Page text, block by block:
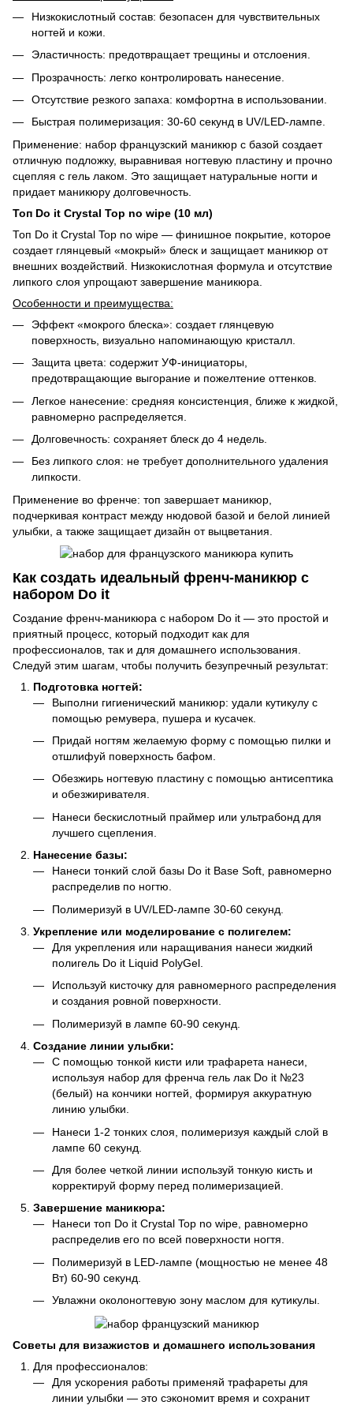
Низкокислотный состав: безопасен для чувствительных
ногтей и кожи.
Эластичность: предотвращает трещины и отслоения.
Прозрачность: легко контролировать нанесение.
Отсутствие резкого запаха: комфортна в использовании.
Быстрая полимеризация: 30-60 секунд в UV/LED-лампе.
Применение: набор французский маникюр с базой создает
отличную подложку, выравнивая ногтевую пластину и прочно
сцепляя с гель лаком. Это защищает натуральные ногти и
придает маникюру долговечность.
Топ Do it Crystal Top no wipe (10 мл)
Топ Do it Crystal Top no wipe — финишное покрытие, которое
создает глянцевый «мокрый» блеск и защищает маникюр от
внешних воздействий. Низкокислотная формула и отсутствие
липкого слоя упрощают завершение маникюра.
Особенности и преимущества:
Эффект «мокрого блеска»: создает глянцевую
поверхность, визуально напоминающую кристалл.
Защита цвета: содержит УФ-инициаторы,
предотвращающие выгорание и пожелтение оттенков.
Легкое нанесение: средняя консистенция, ближе к жидкой,
равномерно распределяется.
Долговечность: сохраняет блеск до 4 недель.
Без липкого слоя: не требует дополнительного удаления
липкости.
Применение во френче: топ завершает маникюр,
подчеркивая контраст между нюдовой базой и белой линией
улыбки, а также защищает дизайн от выцветания.
Как создать идеальный френч-маникюр с
набором Do it
Создание френч-маникюра с набором Do it — это простой и
приятный процесс, который подходит как для
профессионалов, так и для домашнего использования.
Следуй этим шагам, чтобы получить безупречный результат:
Подготовка ногтей:
Выполни гигиенический маникюр: удали кутикулу с
помощью ремувера, пушера и кусачек.
Придай ногтям желаемую форму с помощью пилки и
отшлифуй поверхность бафом.
Обезжирь ногтевую пластину с помощью антисептика
и обезжиривателя.
Нанеси бескислотный праймер или ультрабонд для
лучшего сцепления.
Нанесение базы:
Нанеси тонкий слой базы Do it Base Soft, равномерно
распределив по ногтю.
Полимеризуй в UV/LED-лампе 30-60 секунд.
Укрепление или моделирование с полигелем:
Для укрепления или наращивания нанеси жидкий
полигель Do it Liquid PolyGel.
Используй кисточку для равномерного распределения
и создания ровной поверхности.
Полимеризуй в лампе 60-90 секунд.
Создание линии улыбки:
С помощью тонкой кисти или трафарета нанеси,
используя набор для френча гель лак Do it №23
(белый) на кончики ногтей, формируя аккуратную
линию улыбки.
Нанеси 1-2 тонких слоя, полимеризуя каждый слой в
лампе 60 секунд.
Для более четкой линии используй тонкую кисть и
корректируй форму перед полимеризацией.
Завершение маникюра:
Нанеси топ Do it Crystal Top no wipe, равномерно
распределив его по всей поверхности ногтя.
Полимеризуй в LED-лампе (мощностью не менее 48
Вт) 60-90 секунд.
Увлажни околоногтевую зону маслом для кутикулы.
Советы для визажистов и домашнего использования
Для профессионалов:
Для ускорения работы применяй трафареты для
линии улыбки — это сэкономит время и сохранит